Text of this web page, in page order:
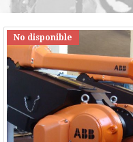
No disponible